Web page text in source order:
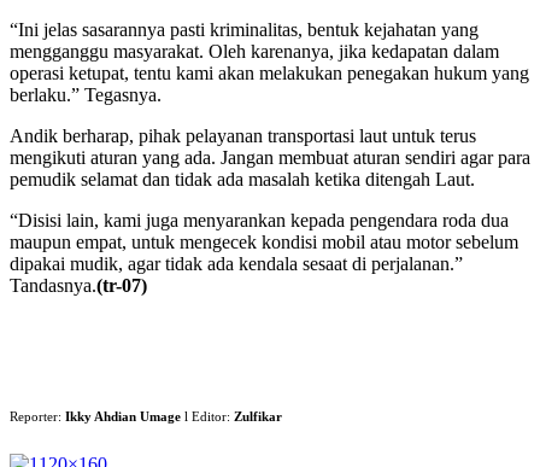
“Ini jelas sasarannya pasti kriminalitas, bentuk kejahatan yang
mengganggu masyarakat. Oleh karenanya, jika kedapatan dalam
operasi ketupat, tentu kami akan melakukan penegakan hukum yang
berlaku.” Tegasnya.
Andik berharap, pihak pelayanan transportasi laut untuk terus
mengikuti aturan yang ada. Jangan membuat aturan sendiri agar para
pemudik selamat dan tidak ada masalah ketika ditengah Laut.
“Disisi lain, kami juga menyarankan kepada pengendara roda dua
maupun empat, untuk mengecek kondisi mobil atau motor sebelum
dipakai mudik, agar tidak ada kendala sesaat di perjalanan.”
Tandasnya.(tr-07)
Reporter: Ikky Ahdian Umage l Editor: Zulfikar